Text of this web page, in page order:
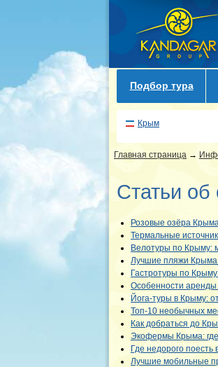
Подбор тура
Крым
Главная страница →
Статьи об
Розовые озёра
Термальные
Велотуры по Крыму:
Лучшие пляжи Крыма
Гастротуры по
Особенности
Йога-туры в Крыму:
Топ-10 необычных
Как добраться до
Экофермы Крыма:
Где недорого
Лучшие мобильные